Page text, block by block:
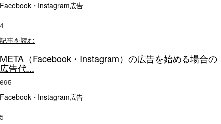
Facebook・Instagram広告
4
記事を読む
META（Facebook・Instagram）の広告を始める場合の
広告代...
695
Facebook・Instagram広告
5